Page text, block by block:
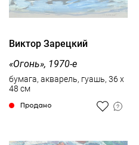
Виктор Зарецкий
«Огонь», 1970-е
бумага, акварель, гуашь, 36 x
48 см
Продано